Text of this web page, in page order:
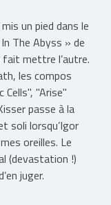
un pied dans le
The Abyss » de
fait mettre l’autre.
les compos
"Arise"
passe à la
soli lorsqu’Igor
oreilles. Le
(devastation !)
juger.